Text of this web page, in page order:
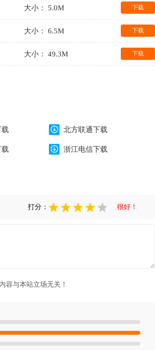
大小： 5.0M 下载
大小： 6.5M 下载
大小： 49.3M 下载
北方联通下载
浙江电信下载
打分： 很好！
容与本站立场无关！